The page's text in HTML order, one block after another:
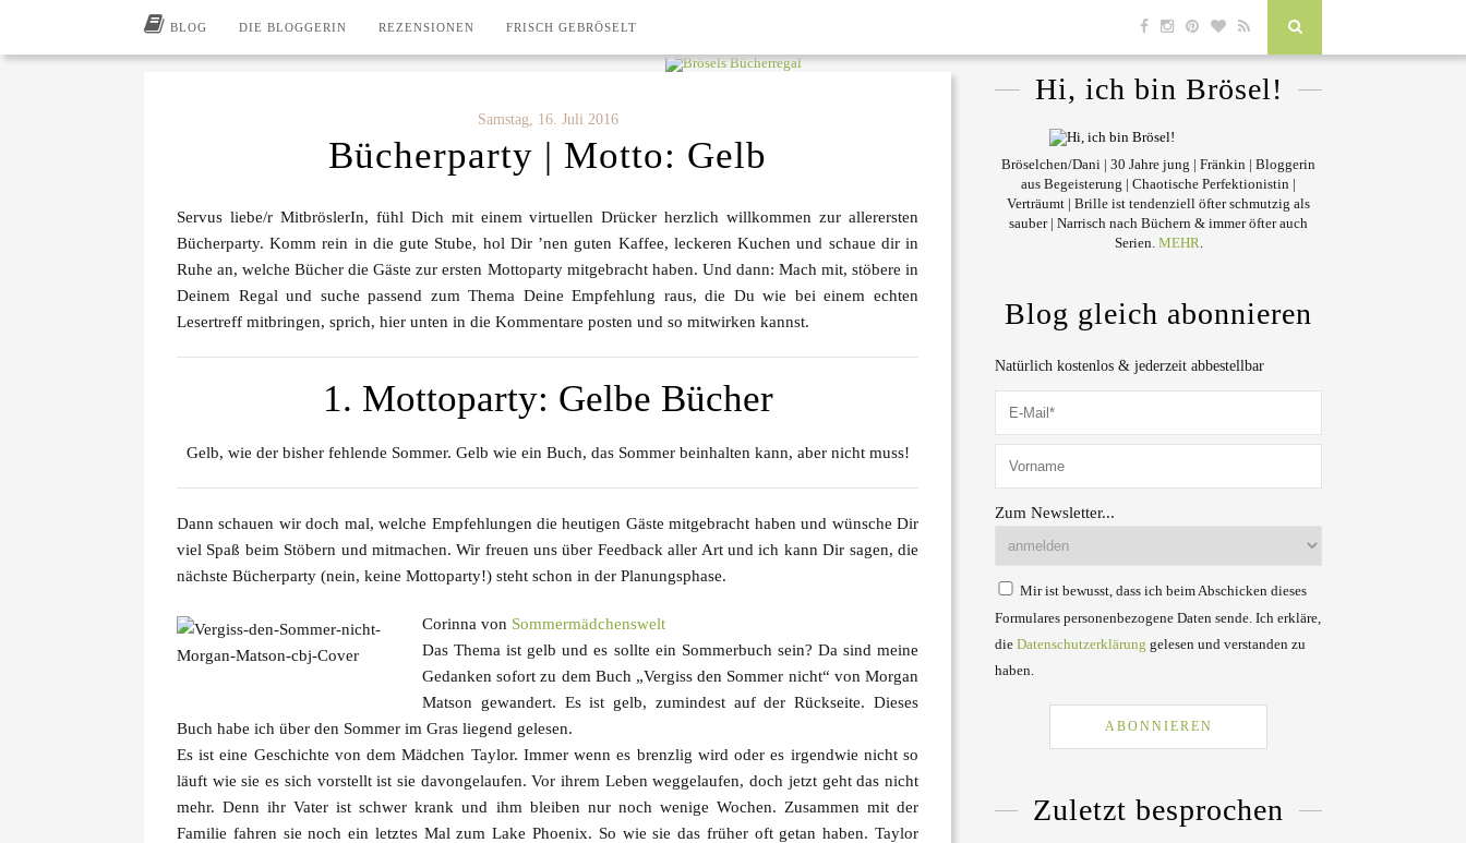
BLOG DIE BLOGGERIN REZENSIONEN FRISCH GEBRÖSELT
Samstag, 16. Juli 2016
Bücherparty | Motto: Gelb
Servus liebe/r MitbröslerIn, fühl Dich mit einem virtuellen Drücker herzlich willkommen zur allerersten
Bücherparty. Komm rein in die gute Stube, hol Dir ’nen guten Kaffee, leckeren Kuchen und schaue dir in
Ruhe an, welche Bücher die Gäste zur ersten Mottoparty mitgebracht haben. Und dann: Mach mit, stöbere in
Deinem Regal und suche passend zum Thema Deine Empfehlung raus, die Du wie bei einem echten
Lesertreff mitbringen, sprich, hier unten in die Kommentare posten und so mitwirken kannst.
1. Mottoparty: Gelbe Bücher
Gelb, wie der bisher fehlende Sommer. Gelb wie ein Buch, das Sommer beinhalten kann, aber nicht muss!
Dann schauen wir doch mal, welche Empfehlungen die heutigen Gäste mitgebracht haben und wünsche Dir
viel Spaß beim Stöbern und mitmachen. Wir freuen uns über Feedback aller Art und ich kann Dir sagen, die
nächste Bücherparty (nein, keine Mottoparty!) steht schon in der Planungsphase.
Corinna von Sommermädchenswelt
Das Thema ist gelb und es sollte ein Sommerbuch sein? Da sind meine
Gedanken sofort zu dem Buch „Vergiss den Sommer nicht“ vonMorgan
Matson gewandert. Es ist gelb, zumindest auf der Rückseite. Dieses
Buch habe ich über den Sommer im Gras liegend gelesen.
Es ist eine Geschichte von dem Mädchen Taylor. Immer wenn es brenzlig wird oder es irgendwie nicht so
läuft wie sie es sich vorstellt ist sie davongelaufen. Vor ihrem Leben weggelaufen, doch jetzt geht das nicht
mehr. Denn ihr Vater ist schwer krank und ihm bleiben nur noch wenige Wochen. Zusammen mit der
Familie fahren sie noch ein letztes Mal zum Lake Phoenix. So wie sie das früher oft getan haben. Taylor
Hi, ich bin Brösel!
Bröselchen/Dani | 30 Jahre jung | Fränkin | Bloggerin
aus Begeisterung | Chaotische Perfektionistin |
Verträumt | Brille ist tendenziell öfter schmutzig als
sauber | Narrisch nach Büchern & immer öfter auch
Serien. MEHR.
Blog gleich abonnieren
Natürlich kostenlos & jederzeit abbestellbar
Zum Newsletter...
Mir ist bewusst, dass ich beim Abschicken dieses
Formulares personenbezogene Daten sende. Ich erkläre,
die Datenschutzerklärung gelesen und verstanden zu
haben.
Zuletzt besprochen